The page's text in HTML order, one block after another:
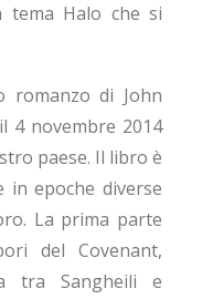
Halo che si
romanzo di John
4 novembre 2014
paese. Il libro è
epoche diverse
La prima parte
del Covenant,
tra Sangheili e